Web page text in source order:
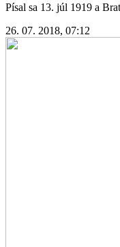
Písal sa 13. júl 1919 a
26. 07. 2018, 07:12